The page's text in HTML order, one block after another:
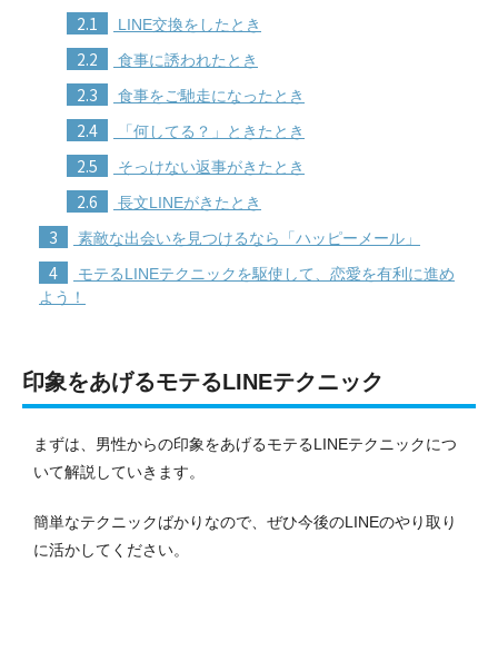
2.1 LINE交換をしたとき
2.2 食事に誘われたとき
2.3 食事をご馳走になったとき
2.4 「何してる？」ときたとき
2.5 そっけない返事がきたとき
2.6 長文LINEがきたとき
3 素敵な出会いを見つけるなら「ハッピーメール」
4
モテるLINEテクニックを駆使して、恋愛を有利に進め
よう！
印象をあげるモテるLINEテクニック
まずは、男性からの印象をあげるモテるLINEテクニックにつ
いて解説していきます。
簡単なテクニックばかりなので、ぜひ今後のLINEのやり取り
に活かしてください。